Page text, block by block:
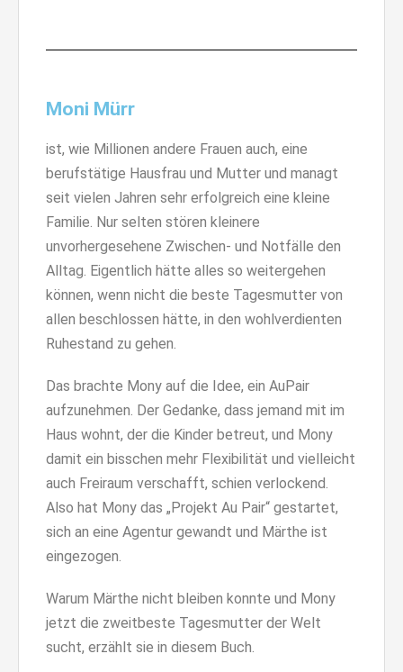
Moni Mürr
ist, wie Millionen andere Frauen auch, eine
berufstätige Hausfrau und Mutter und managt
seit vielen Jahren sehr erfolgreich eine kleine
Familie. Nur selten stören kleinere
unvorhergesehene Zwischen- und Notfälle den
Alltag. Eigentlich hätte alles so weitergehen
können, wenn nicht die beste Tagesmutter von
allen beschlossen hätte, in den wohlverdienten
Ruhestand zu gehen.
Das brachte Mony auf die Idee, ein AuPair
aufzunehmen. Der Gedanke, dass jemand mit im
Haus wohnt, der die Kinder betreut, und Mony
damit ein bisschen mehr Flexibilität und vielleicht
auch Freiraum verschafft, schien verlockend.
Also hat Mony das „Projekt Au Pair“ gestartet,
sich an eine Agentur gewandt und Märthe ist
eingezogen.
Warum Märthe nicht bleiben konnte und Mony
jetzt die zweitbeste Tagesmutter der Welt
sucht, erzählt sie in diesem Buch.